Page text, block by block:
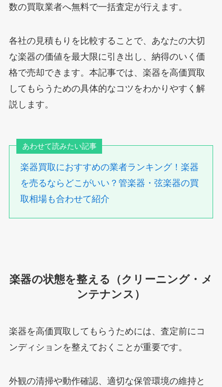
数の買取業者へ無料で一括査定が行えます。
各社の見積もりを比較することで、あなたの大切
な楽器の価値を最大限に引き出し、納得のいく価
格で売却できます。本記事では、楽器を高価買取
してもらうための具体的なコツをわかりやすく解
説します。
あわせて読みたい記事
楽器買取におすすめの業者ランキング！楽器
を売るならどこがいい？管楽器・弦楽器の買
取相場も合わせて紹介
楽器の状態を整える（クリーニング・メ
ンテナンス）
楽器を高価買取してもらうためには、査定前にコ
ンディションを整えておくことが重要です。
外観の清掃や動作確認、適切な保管環境の維持と